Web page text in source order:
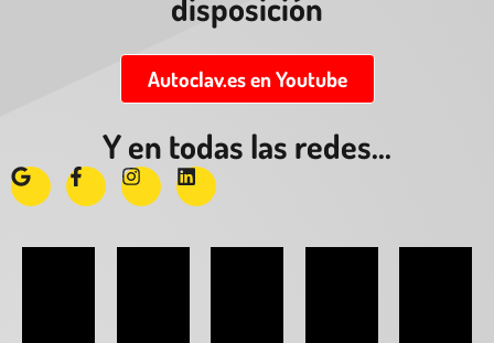
Autoclav.es en Youtube
Y en todas las redes...